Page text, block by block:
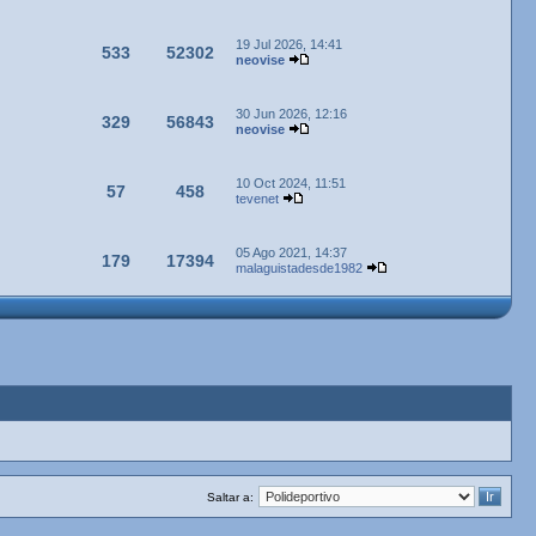
533 52302
19 Jul 2026, 14:41
neovise
329 56843
30 Jun 2026, 12:16
neovise
57 458
10 Oct 2024, 11:51
tevenet
179 17394
05 Ago 2021, 14:37
malaguistadesde1982
Saltar a: